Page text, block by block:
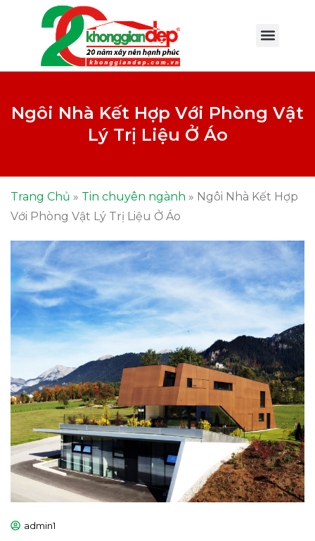
Ngôi Nhà Kết Hợp Với Phòng Vật
Lý Trị Liệu Ở Áo
Trang Chủ » Tin chuyên ngành » Ngôi Nhà Kết Hợp
Với Phòng Vật Lý Trị Liệu Ở Áo
admin1